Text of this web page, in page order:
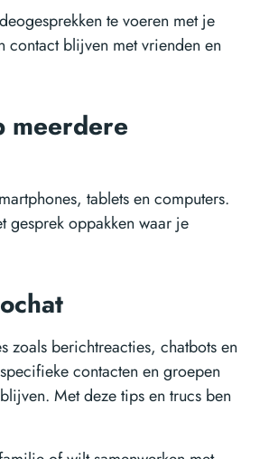
te voeren met je
contact blijven met vrienden en
meerdere
tablets en computers.
gesprek oppakken waar je
zoals berichtreacties, chatbots en
contacten en groepen
Met deze tips en trucs ben